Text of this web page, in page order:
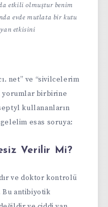
etkili olmuştur benim
evde mutlata bir kutu
etkisini
net” ve “sivilcelerim
yorumlar birbirine
kullananların
esas soruya:
Verilir Mi?
ve doktor kontrolü
Bu antibiyotik